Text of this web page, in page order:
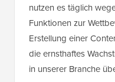
nutzen es täglich
Funktionen zur
Erstellung einer
die ernsthaftes
in unserer Branche